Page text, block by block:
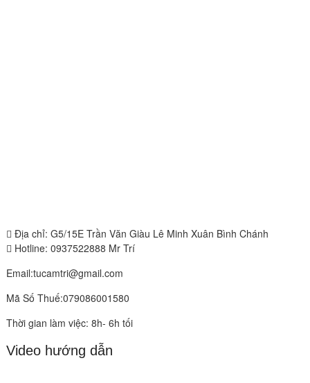
Địa chỉ: G5/15E Trần Văn Giàu Lê Minh Xuân Bình Chánh
Hotline: 0937522888 Mr Trí
Email:tucamtri@gmail.com
Mã Số Thuế:079086001580
Thời gian làm việc: 8h- 6h tối
Video hướng dẫn